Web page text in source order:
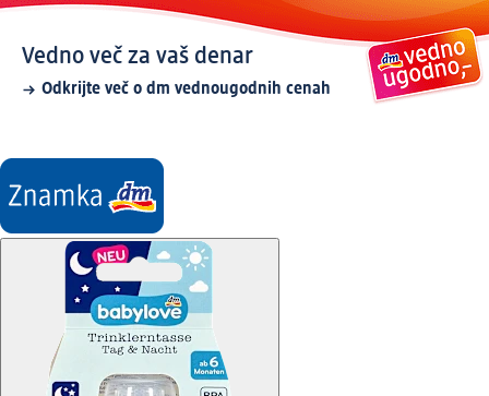
Vedno več za vaš denar
Odkrijte več o dm vednougodnih cenah